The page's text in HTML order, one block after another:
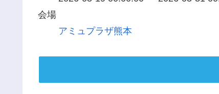
会場
アミュプラザ熊本